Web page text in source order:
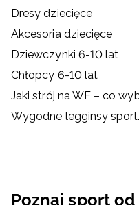
Dresy dziecięce
Akcesoria dziecięce
Dziewczynki 6-10 lat
Chłopcy 6-10 lat
Poznaj sport